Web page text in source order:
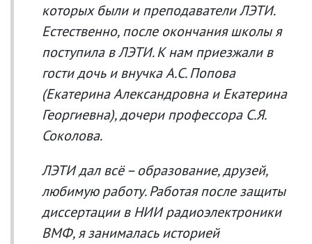
которых были и преподаватели ЛЭТИ.
Естественно, после окончания школы я
поступила в ЛЭТИ. К нам приезжали в
гости дочь и внучка А.С. Попова
(Екатерина Александровна и Екатерина
Георгиевна), дочери профессора С.Я.
Соколова.
ЛЭТИ дал всё – образование, друзей,
любимую работу. Работая после защиты
диссертации в НИИ радиоэлектроники
ВМФ, я занималась историей